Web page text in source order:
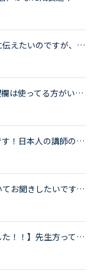
レッスンの進め方についての要望を講師に伝えたいのですが、うまく伝えられません。皆様はレッスンの最初や、最中に「ここはとばして」とか「ここはじっくりやりたい」とか伝えていますか？私はレッスンの最中に...
NC始めて4ヶ月目です。レッスンへの要望欄は使ってる方がいたら教えて下さいまた、どんな内容を要望してますか？
日本人講師の授業を取っている方に質問です！日本人の講師の授業を取るときってどんな内容の授業をしてもらってますか？その時はすべて英語で授業をしてもらってますか？それとも日本語で説明してもらうって感じ...
レッスン後の講師からのメッセージについてお聞きしたいです。フィリピン以外の国(もちろん在宅)で、いつも定型文をコピペして送ってくる先生がいます。カウンセリングでお勧めされた先生で、何度か受講しました...
【解決済み。ご協力ありがとうございました！！】先生方って私たちの要望って、読んでくれるのでしょうか？前に要望に、【あまり指摘しないでほしい】と選択肢から選びました。でも、いざレッスンの時に、先生は...